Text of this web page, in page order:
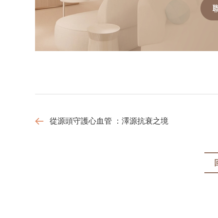
從源頭守護心血管 ：澤源抗衰之境